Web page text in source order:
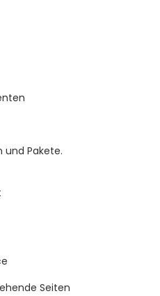
und Pakete.
Seiten